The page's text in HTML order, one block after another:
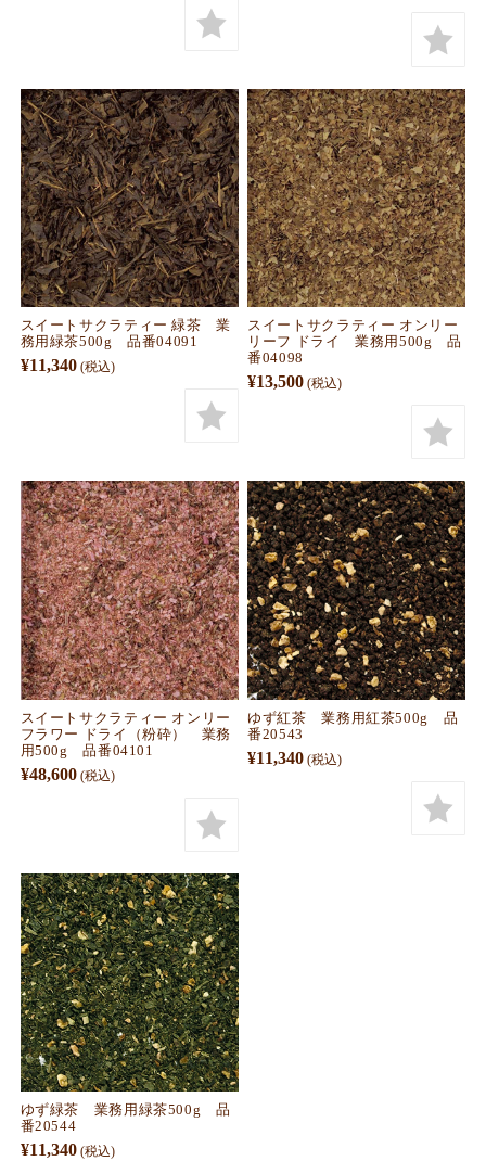
スイートサクラティー 緑茶 業
務用緑茶500g 品番04091
¥11,340 (税込)
スイートサクラティー オンリー
リーフ ドライ 業務用500g 品
番04098
¥13,500 (税込)
スイートサクラティー オンリー
フラワー ドライ（粉砕） 業務
用500g 品番04101
¥48,600 (税込)
ゆず紅茶 業務用紅茶500g 品
番20543
¥11,340 (税込)
ゆず緑茶 業務用緑茶500g 品
番20544
¥11,340 (税込)